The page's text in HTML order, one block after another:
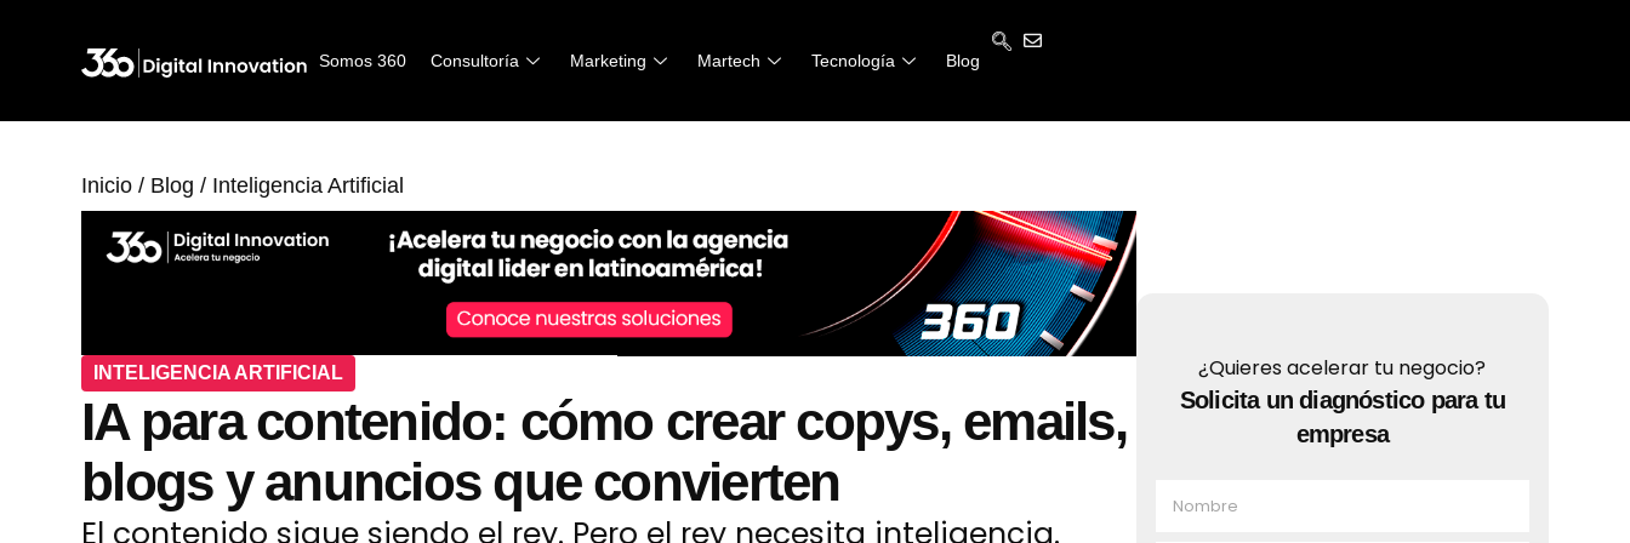
Somos 360 Consultoría Marketing Martech Tecnología Blog
Somos 360 Consultoría Marketing Martech Tecnología Blog
Inicio / Blog / Inteligencia Artificial
INTELIGENCIA ARTIFICIAL
IA para contenido: cómo crear copys, emails,
blogs y anuncios que convierten
El contenido sigue siendo el rey. Pero el rey necesita inteligencia.
¿Quieres acelerar tu negocio?
Solicita un diagnóstico para tu
empresa